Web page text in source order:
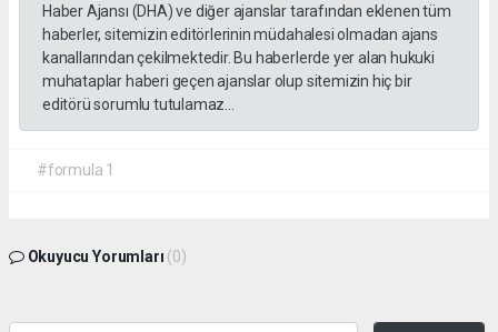
Haber Ajansı (DHA) ve diğer ajanslar tarafından eklenen tüm
haberler, sitemizin editörlerinin müdahalesi olmadan ajans
kanallarından çekilmektedir. Bu haberlerde yer alan hukuki
muhataplar haberi geçen ajanslar olup sitemizin hiç bir
editörü sorumlu tutulamaz...
#formula 1
Okuyucu Yorumları (0)